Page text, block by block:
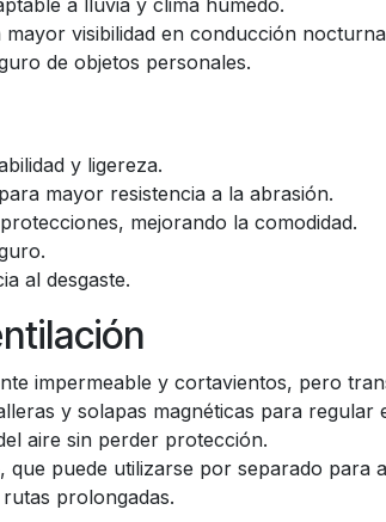
o 2).
a lluvia y clima húmedo.
visibilidad en conducción nocturna.
de objetos personales.
y ligereza.
mayor resistencia a la abrasión.
mejorando la comodidad.
al desgaste.
impermeable y cortavientos, pero
y solapas magnéticas para regular
aire sin perder protección.
puede utilizarse por separado para